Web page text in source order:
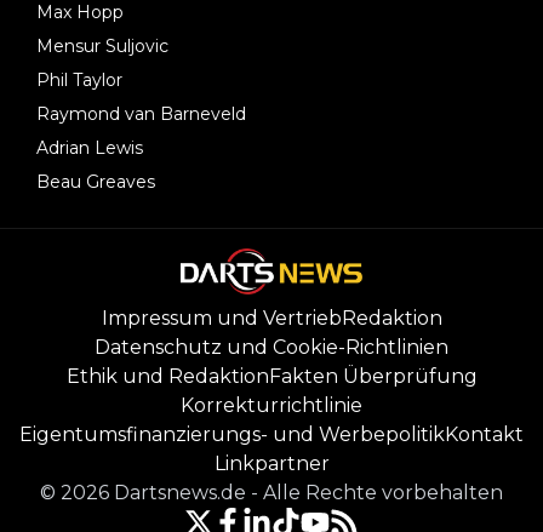
Max Hopp
Mensur Suljovic
Phil Taylor
Raymond van Barneveld
Adrian Lewis
Beau Greaves
Impressum und VertriebRedaktion
Datenschutz und Cookie-Richtlinien
Ethik und RedaktionFakten Überprüfung
Korrekturrichtlinie
Eigentumsfinanzierungs- und WerbepolitikKontakt
Linkpartner
© 2026 Dartsnews.de - Alle Rechte vorbehalten